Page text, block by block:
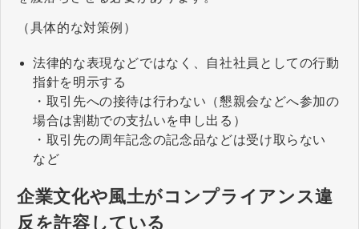
（具体的な対策例）
法律的な表現などではなく、自社社員としての行動
指針を明示する
・取引先への接待は行わない（懇親会などへ参加の
場合は割勘での支払いを申し出る）
・取引先の周年記念の記念品などは受け取らない
など
企業文化や風土がコンプライアンス違
反を許容している